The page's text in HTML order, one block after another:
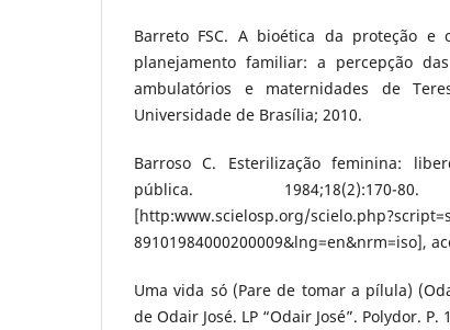
Barreto FSC. A bioética da proteção e
planejamento familiar: a percepção
ambulatórios e maternidades de
Universidade de Brasília; 2010.
Barroso C. Esterilização feminina:
pública.
[http:www.scielosp.org/
89101984000200009&lng=en&nrm=iso],
Uma vida só (Pare de tomar a pílula)
de Odair José. LP “Odair José”. Polydor. P.